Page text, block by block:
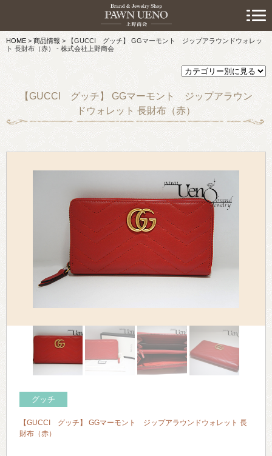
HOME > 商品情報>
【GUCCI グッチ】 GGマーモント ジップアラウンドウォレッ
ト 長財布（赤） - 株式会社上野商会
【GUCCI グッチ】 GGマーモント ジップアラウン
ドウォレット 長財布（赤）
グッチ
【GUCCI グッチ】 GGマーモント ジップアラウンドウォレット 長
財布（赤）
> 初めての方へ
> 預けたい方
> 売りたい方
> 買いたい方
> 取り扱い品目
> スタッフおすすめ情報
> お知らせ
> キャンペーン情報
> 会社概要
> よくあるご質問
> ホーム
> プライバシーポリシー